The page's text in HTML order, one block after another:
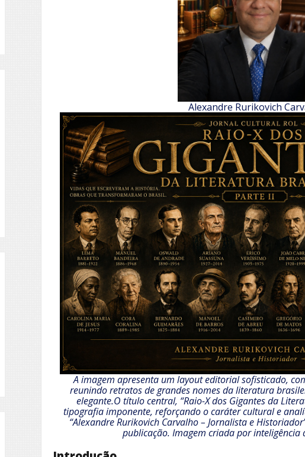
Alexandre Rurikovich
A imagem apresenta um layout editorial sofisticado,
reunindo retratos de grandes nomes da literatura
elegante.O título central, “Raio-X dos Gigantes da
tipografia imponente, reforçando o caráter cultural e
“Alexandre Rurikovich Carvalho – Jornalista e
publicação. Imagem criada por inteligência